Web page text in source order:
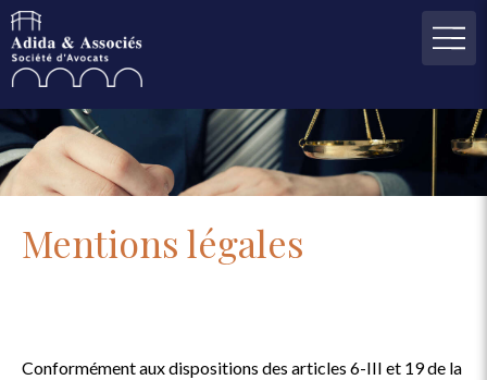
Mentions légales
Conformément aux dispositions des articles 6-III et 19 de la